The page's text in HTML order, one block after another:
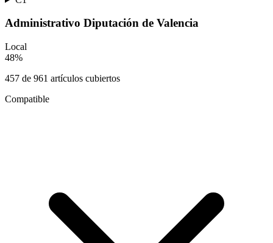
Administrativo Diputación de Valencia
Local
48%
457 de 961 artículos cubiertos
Compatible